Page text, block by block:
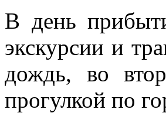
В день
экскурсии и
дождь, во
прогулкой по